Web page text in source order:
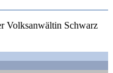
Volksanwältin Schwarz